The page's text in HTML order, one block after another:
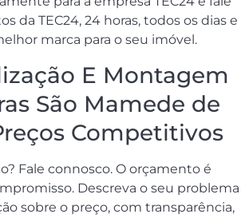
da TEC24, 24 horas, todos os dias e
marca para o seu imóvel.
E Montagem
São Mamede de
Competitivos
Fale connosco. O orçamento é
Descreva o seu problema
sobre o preço, com transparência,